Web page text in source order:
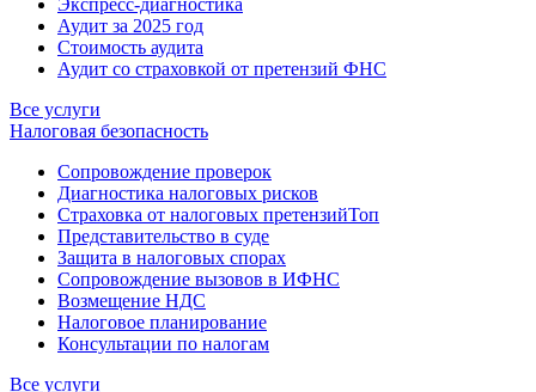
Экспресс-диагностика
Аудит за 2025 год
Стоимость аудита
Аудит со страховкой от претензий ФНС
Все услуги
Налоговая безопасность
Сопровождение проверок
Диагностика налоговых рисков
Страховка от налоговых претензийТоп
Представительство в суде
Защита в налоговых спорах
Сопровождение вызовов в ИФНС
Возмещение НДС
Налоговое планирование
Консультации по налогам
Все услуги